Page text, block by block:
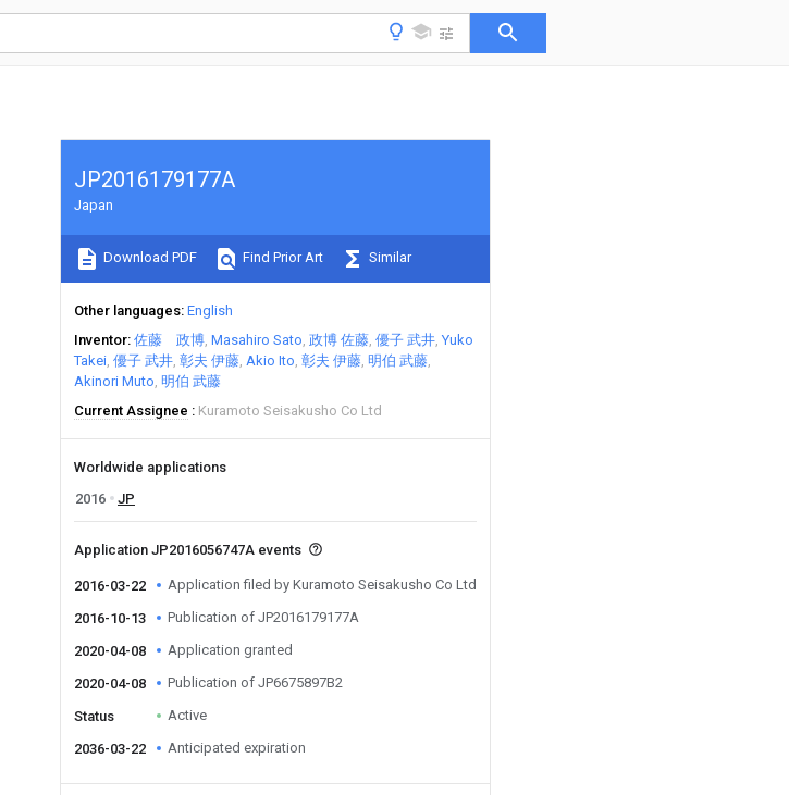
JP2016179177A
Japan
Download PDF Find Prior Art Similar
Other languages English
Inventor 佐藤 政博 Masahiro Sato 政博 佐藤 優子 武井 Yuko
Takei 優子 武井 彰夫 伊藤 Akio Ito 彰夫 伊藤 明伯 武藤
Akinori Muto 明伯 武藤
Current Assignee
Kuramoto Seisakusho Co Ltd
Worldwide applications
2016
JP
Application JP2016056747A events
2016-03-22 Application filed by Kuramoto Seisakusho Co Ltd
2016-10-13 Publication of JP2016179177A
2020-04-08 Application granted
2020-04-08 Publication of JP6675897B2
Status Active
2036-03-22 Anticipated expiration